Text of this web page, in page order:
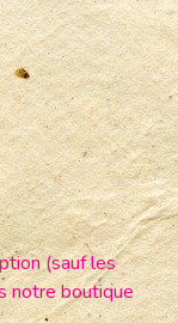
(sauf les
notre boutique